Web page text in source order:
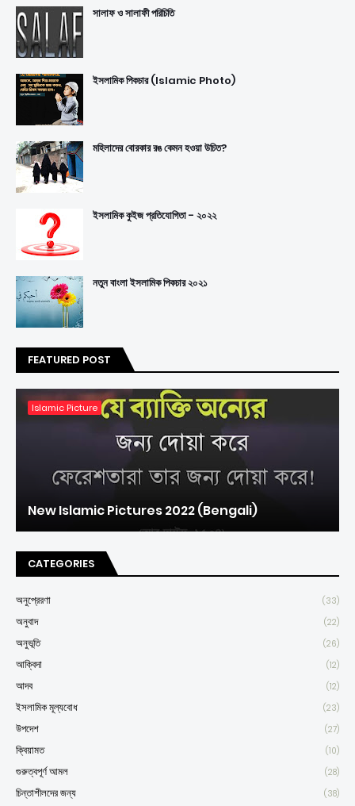
সালাফ ও সালাফী পরিচিতি
ইসলামিক পিকচার (Islamic Photo)
মহিলাদের বোরকার রঙ কেমন হওয়া উচিত?
ইসলামিক কুইজ প্রতিযোগিতা - ২০২২
নতুন বাংলা ইসলামিক পিকচার ২০২১
FEATURED POST
Islamic Picture
New Islamic Pictures 2022 (Bengali)
CATEGORIES
অনুপ্রেরণা (33)
অনুবাদ (22)
অনুভূতি (26)
আক্বিদা (12)
আদব (12)
ইসলামিক মূল্যবোধ (23)
উপদেশ (27)
ক্বিয়ামত (10)
গুরুত্বপূর্ণ আমল (28)
চিন্তাশীলদের জন্য (38)